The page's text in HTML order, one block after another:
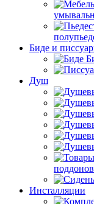
Биде и
Душ
Инсталляции